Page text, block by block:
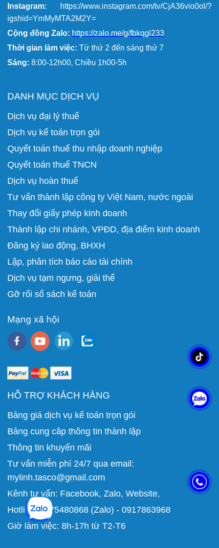
Instagram:
https://www.instagram.com/tv/CjA36vio0ol/?
igshid=YmMyMTA2M2Y=
Cộng đồng Zalo: https://zalo.me/g/fbkqgl233
Thời gian làm việc: Từ thứ 2 đến sáng thứ 7
Sáng: 8:00-12h00, Chiều 1h00-5h
DANH MỤC DỊCH VỤ
Dịch vụ đại lý thuế
Dịch vụ kế toán trọn gói
Quyết toán thuế thu nhập doanh nghiệp
Quyết toán thuế TNCN
Dịch vụ hoàn thuế
Tư vấn thành lập công ty Việt Nam, nước ngoài
Thay đổi giấy phép kinh doanh
Thành lập chi nhánh, VPĐD, địa điểm kinh doanh
Đăng ký lao động, BHXH
Lập, phân tích báo cáo tài chính
Dịch vụ tạm ngưng, giải thể
Gỡ rối sổ sách kế toán
Mạng xã hội
HỖ TRỢ KHÁCH HÀNG
Bảng giá dịch vụ kế toán trọn gói
Bảng cung câp thông tin thành lập
Thông tin khuyến mãi
Tư vấn miễn phí 24/7 qua email:
mylinh.tasco@gmail.com
Kênh tư vấn: Facebook, Zalo, Website,
Hotline: 0975480868 (Zalo) - 0917863968
Giờ làm việc: 8h-17h từ T2-T6